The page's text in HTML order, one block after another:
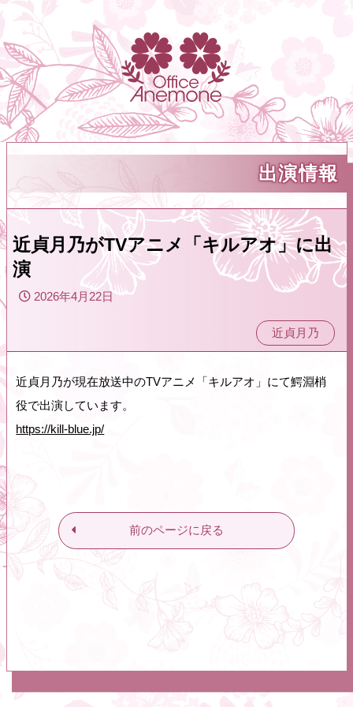
出演情報
近貞月乃がTVアニメ「キルアオ」に出
演
2026年4月22日
近貞月乃
近貞月乃が現在放送中のTVアニメ「キルアオ」にて鰐淵梢
役で出演しています。
https://kill-blue.jp/
前のページに戻る